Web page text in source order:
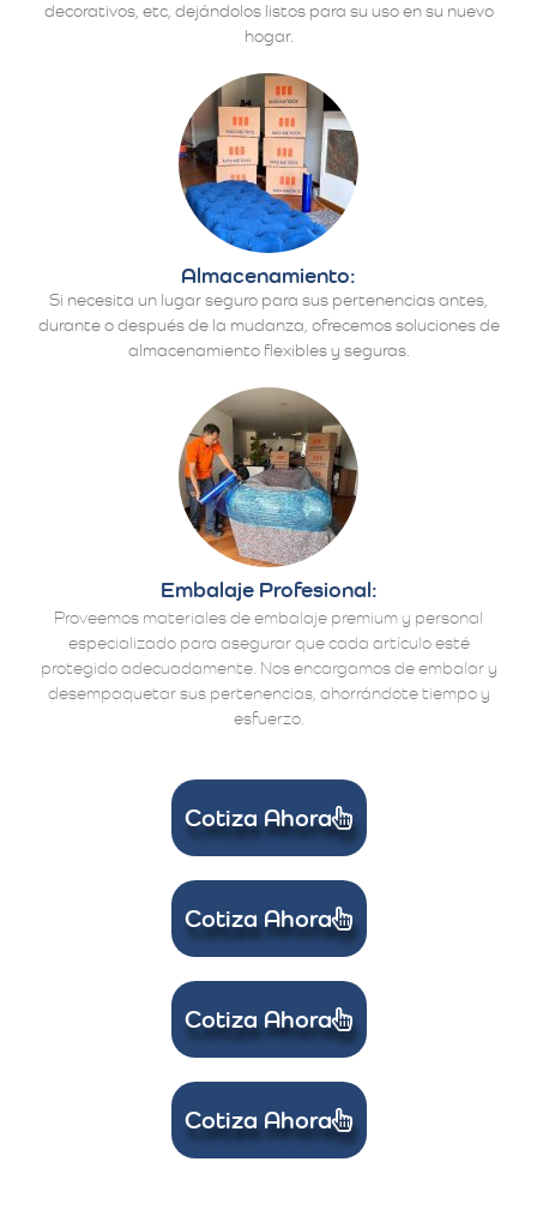
decorativos, etc, dejándolos listos para su uso en su nuevo
hogar.
Almacenamiento:
Si necesita un lugar seguro para sus pertenencias antes,
durante o después de la mudanza, ofrecemos soluciones de
almacenamiento flexibles y seguras.
Embalaje Profesional:
Proveemos materiales de embalaje premium y personal
especializado para asegurar que cada artículo esté
protegido adecuadamente. Nos encargamos de embalar y
desempaquetar sus pertenencias, ahorrándote tiempo y
esfuerzo.
Cotiza Ahora
Cotiza Ahora
Cotiza Ahora
Cotiza Ahora